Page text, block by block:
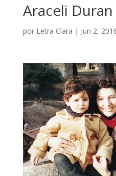
Araceli
por Letra Clara | Jun 2,